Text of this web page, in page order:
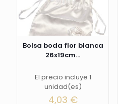
Bolsa boda flor blanca
26x19cm...
El precio incluye 1
unidad(es)
4,03 €